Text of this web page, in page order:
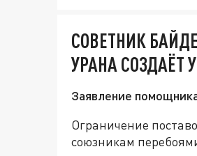
СОВЕТНИК
УРАНА СОЗДАЁТ
Заявление
Ограничение
союзникам